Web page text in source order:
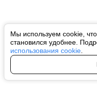
Мы используем cookie,
становился удобнее.
использования cookie